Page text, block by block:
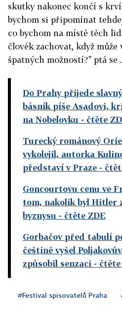
skutky nakonec končí s
bychom si připomínat
co bychom na místě těch
člověk zachovat, když může
špatných možností?" ptá se
Do Prahy přijede
básník píše Asadovi,
na Nobelovku - čtěte
Turecký románový
vykolejil, autorka
představí v Praze -
Goncourtovu cenu ve
tom, nakolik byl Hitler
byznysu - čtěte ZDE
Gorbačov před tabulí
češtině vyšel
způsobil senzaci - čtěte
#Festival spisovatelů Praha